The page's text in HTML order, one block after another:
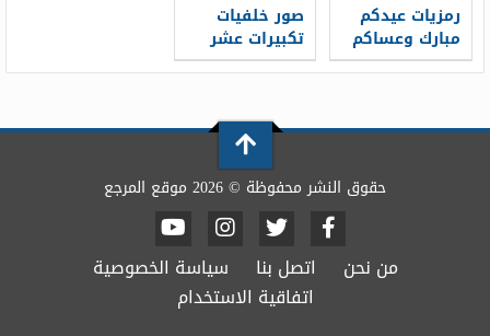
رمزيات عيدكم
مبارك وعساكم
من عواده 1448 /
صور خلفيات
تكبيرات عشر
ذي الحجة
حقوق النشر محفوظة © 2026 موقع المرجع
من نحن اتصل بنا
سياسة الخصوصية
اتفاقية الاستخدام